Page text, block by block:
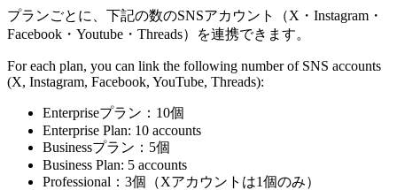
プランごとに、下記の数のSNSアカウント（X・Instagram・
Facebook・Youtube・Threads）を連携できます。
For each plan, you can link the following number of SNS accounts
(X, Instagram, Facebook, YouTube, Threads):
Enterpriseプラン：10個
Enterprise Plan: 10 accounts
Businessプラン：5個
Business Plan: 5 accounts
Professional：3個（Xアカウントは1個のみ）